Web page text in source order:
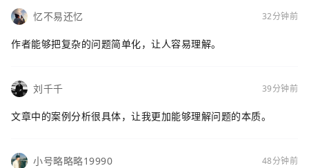
忆不易还忆 32分钟前
作者能够把复杂的问题简单化，让人容易理解。
刘千千 39分钟前
文章中的案例分析很具体，让我更加能够理解问题的本质。
小号略略略19990 48分钟前